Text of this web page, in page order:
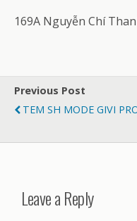
169A Nguyễn Chí
Previous Post
TEM SH MODE GIVI
Leave a Reply